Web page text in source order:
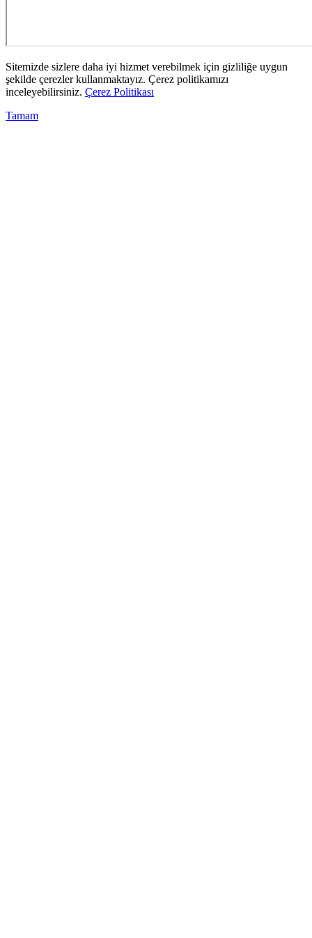
Sitemizde sizlere daha iyi hizmet verebilmek için gizliliğe uygun
şekilde çerezler kullanmaktayız. Çerez politikamızı
inceleyebilirsiniz. Çerez Politikası
Tamam